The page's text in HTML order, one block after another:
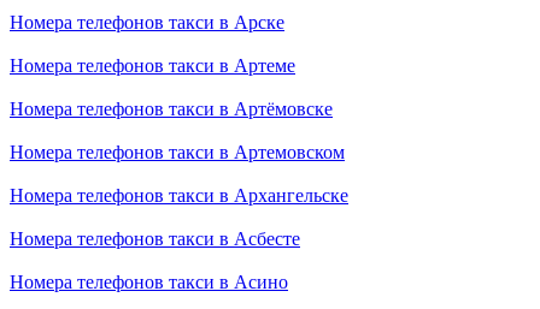
Номера телефонов такси в Арске
Номера телефонов такси в Артеме
Номера телефонов такси в Артёмовске
Номера телефонов такси в Артемовском
Номера телефонов такси в Архангельске
Номера телефонов такси в Асбесте
Номера телефонов такси в Асино